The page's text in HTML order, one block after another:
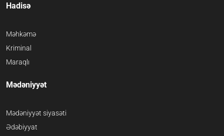
Hadisə
Məhkəmə
Kriminal
Maraqlı
Mədəniyyət
Mədəniyyət siyasəti
Ədəbiyyat